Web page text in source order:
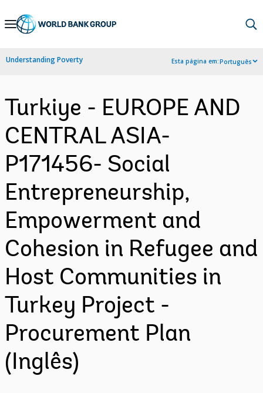
Skip
Navigation
Understanding Poverty Esta página em:Português
Turkiye - EUROPE AND
CENTRAL ASIA-
P171456- Social
Entrepreneurship,
Empowerment and
Cohesion in Refugee and
Host Communities in
Turkey Project -
Procurement Plan
(Inglês)